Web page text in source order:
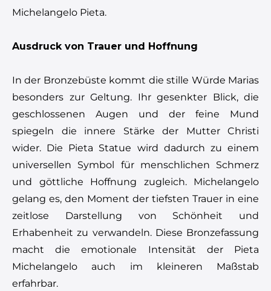
Michelangelo Pieta.
Ausdruck von Trauer und Hoffnung
In der Bronzebüste kommt die stille Würde Marias
besonders zur Geltung. Ihr gesenkter Blick, die
geschlossenen Augen und der feine Mund
spiegeln die innere Stärke der Mutter Christi
wider. Die Pieta Statue wird dadurch zu einem
universellen Symbol für menschlichen Schmerz
und göttliche Hoffnung zugleich. Michelangelo
gelang es, den Moment der tiefsten Trauer in eine
zeitlose Darstellung von Schönheit und
Erhabenheit zu verwandeln. Diese Bronzefassung
macht die emotionale Intensität der Pieta
Michelangelo auch im kleineren Maßstab
erfahrbar.